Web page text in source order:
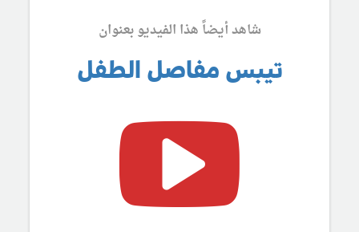
شاهد أيضاً هذا الفيديو بعنوان
تيبس مفاصل الطفل